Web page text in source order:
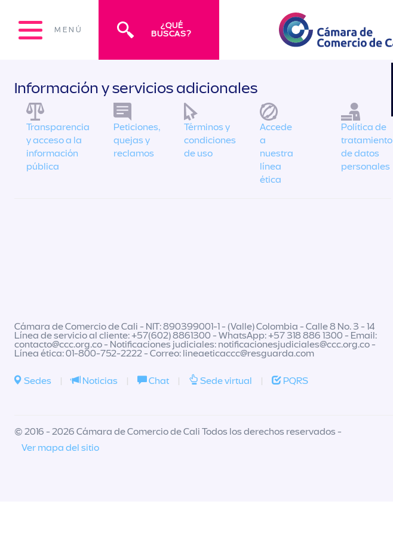
MENÚ
¿QUÉ
BUSCAS?
Información y servicios adicionales
Transparencia
y acceso a la
información
pública
Peticiones,
quejas y
reclamos
Términos y
condiciones
de uso
Accede
a
nuestra
línea
ética
Política de
tratamiento
de datos
personales
Cámara de Comercio de Cali - NIT: 890399001-1 - (Valle) Colombia - Calle 8 No. 3 - 14
Línea de servicio al cliente: +57(602) 8861300 - WhatsApp: +57 318 886 1300 - Email:
contacto@ccc.org.co- Notificaciones judiciales: notificacionesjudiciales@ccc.org.co-
Línea ética: 01-800-752-2222 - Correo: lineaeticaccc@resguarda.com
Sedes | Noticias | Chat | Sede virtual | PQRS
© 2016 - 2026 Cámara de Comercio de Cali Todos los derechos reservados -
Ver mapa del sitio